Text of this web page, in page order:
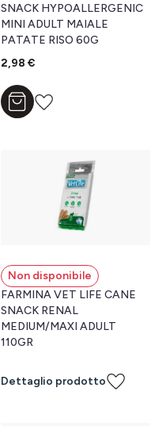
SNACK HYPOALLERGENIC
MINI ADULT MAIALE
PATATE RISO 60G
2,98 €
Aggiungi al carrello
Non disponibile
FARMINA VET LIFE CANE
SNACK RENAL
MEDIUM/MAXI ADULT
110GR
Dettaglio prodotto